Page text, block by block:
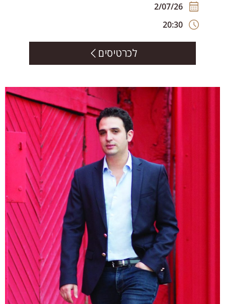
2/07/26
20:30
לכרטיסים